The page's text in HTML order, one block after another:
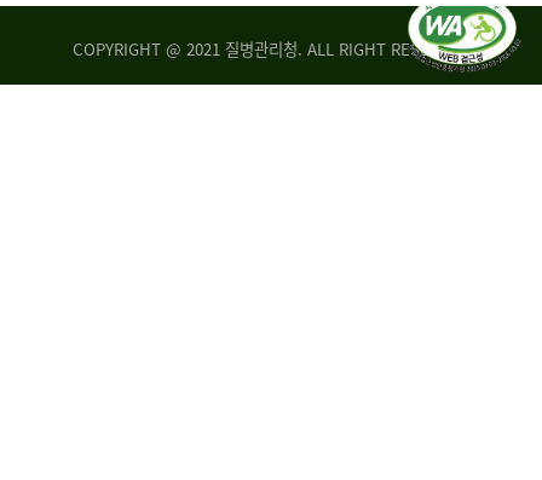
COPYRIGHT @ 2021 질병관리청. ALL RIGHT RESERVED